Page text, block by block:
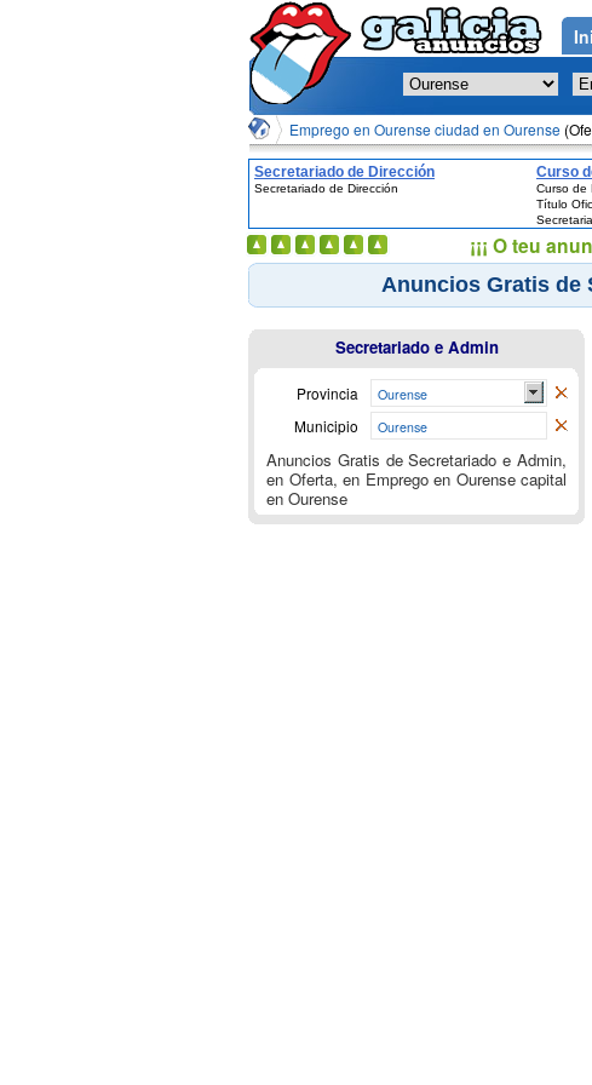
Emprego en Ourense ciudad en Ourense
Secretariado de Dirección
Secretariado de Dirección
Curso
Curso de
Título
Anuncios Gratis de
Secretariado e Admin
Provincia Ourense
Municipio Ourense
Anuncios Gratis de Secretariado e Admin,
en Oferta, en Emprego en Ourense capital
en Ourense
¡¡¡ O teu